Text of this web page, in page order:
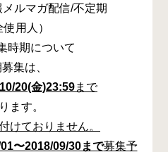
ルマガ配信/不定期
使用人）
時期について
集は、
20(金)23:59まで
ます。
けておりません。
〜2018/09/30まで募集予